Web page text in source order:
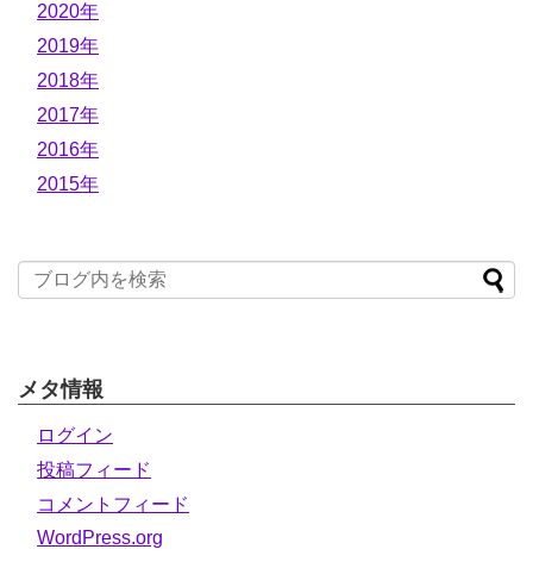
2020年
2019年
2018年
2017年
2016年
2015年
メタ情報
ログイン
投稿フィード
コメントフィード
WordPress.org